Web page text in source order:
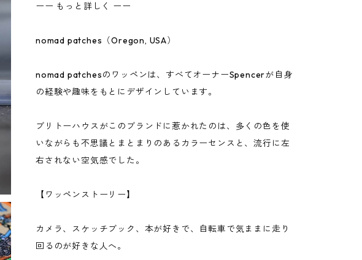
ーー もっと詳しく ーー
nomad patches（Oregon, USA）
nomad patchesのワッペンは、すべてオーナーSpencerが自身
の経験や趣味をもとにデザインしています。
ブリトーハウスがこのブランドに惹かれたのは、多くの色を使
いながらも不思議とまとまりのあるカラーセンスと、流行に左
右されない空気感でした。
【ワッペンストーリー】
カメラ、スケッチブック、本が好きで、自転車で気ままに走り
回るのが好きな人へ。